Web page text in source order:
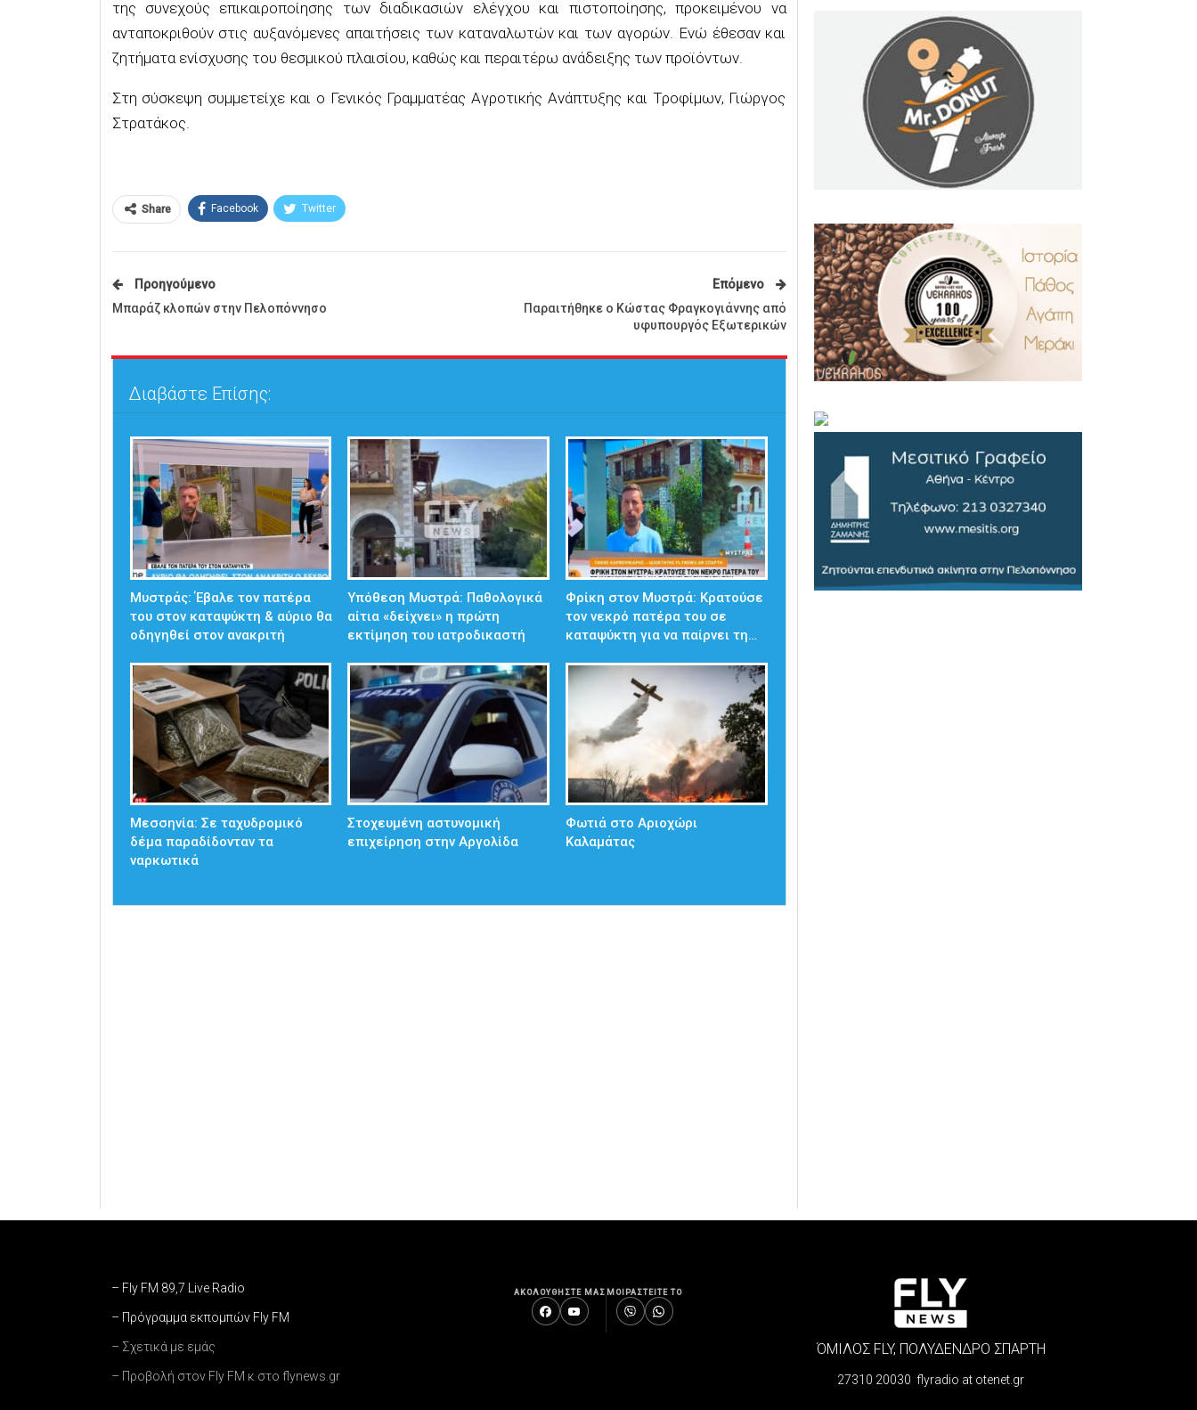
της συνεχούς επικαιροποίησης των διαδικασιών ελέγχου και πιστοποίησης, προκειμένου να
ανταποκριθούν στις αυξανόμενες απαιτήσεις των καταναλωτών και των αγορών. Ενώ έθεσαν και
ζητήματα ενίσχυσης του θεσμικού πλαισίου, καθώς και περαιτέρω ανάδειξης των προϊόντων.
Στη σύσκεψη συμμετείχε και ο Γενικός Γραμματέας Αγροτικής Ανάπτυξης και Τροφίμων, Γιώργος
Στρατάκος.
Share Facebook Twitter
Προηγούμενο
Μπαράζ κλοπών στην Πελοπόννησο
Επόμενο
Παραιτήθηκε ο Κώστας Φραγκογιάννης από
υφυπουργός Εξωτερικών
Διαβάστε Επίσης:
Μυστράς: Έβαλε τον πατέρα
του στον καταψύκτη & αύριο θα
οδηγηθεί στον ανακριτή
Υπόθεση Μυστρά: Παθολογικά
αίτια «δείχνει» η πρώτη
εκτίμηση του ιατροδικαστή
Φρίκη στον Μυστρά: Κρατούσε
τον νεκρό πατέρα του σε
καταψύκτη για να παίρνει τη…
Μεσσηνία: Σε ταχυδρομικό
δέμα παραδίδονταν τα
ναρκωτικά
Στοχευμένη αστυνομική
επιχείρηση στην Αργολίδα
Φωτιά στο Αριοχώρι
Καλαμάτας
– Fly FM 89,7 Live Radio
– Πρόγραμμα εκπομπών Fly FM
– Σχετικά με εμάς
– Προβολή στον Fly FM κ στο flynews.gr
ΑΚΟΛΟΥΘΗΣΤΕ ΜΑΣ ΜΟΙΡΑΣΤΕΙΤΕ ΤΟ
ΌΜΙΛΟΣ FLY, ΠΟΛΥΔΕΝΔΡΟ ΣΠΑΡΤΗ
27310 20030 flyradio at otenet.gr